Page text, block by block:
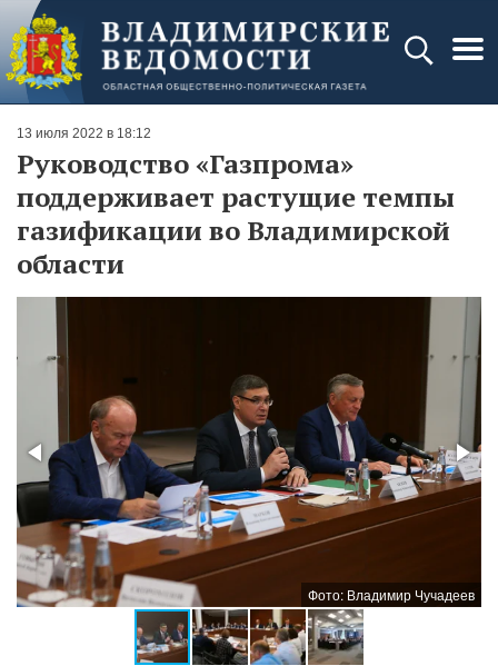
13 июля 2022 в 18:12
Руководство «Газпрома»
поддерживает растущие темпы
газификации во Владимирской
области
Фото: Владимир Чучадеев